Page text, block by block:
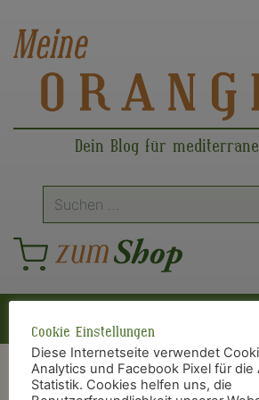
Dein Blog für
Suche
nach:
Hauptnavigation
Cookie Einstellungen
Diese Internetseite verwendet
Analytics und Facebook Pixel für die
Statistik. Cookies helfen uns, die